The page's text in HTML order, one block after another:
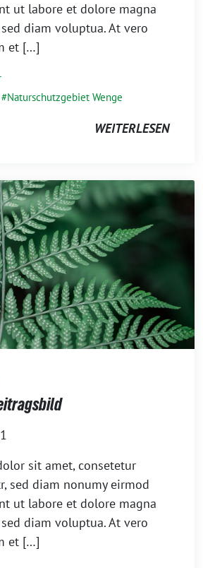
ut labore et dolore magna
diam voluptua. At vero
et […]
Naturschutzgebiet Wenge
WEITERLESEN
sit amet, consetetur
sed diam nonumy eirmod
ut labore et dolore magna
diam voluptua. At vero
et […]